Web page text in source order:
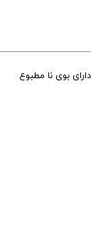
بوی نا مطبوع